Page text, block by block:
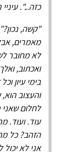
כזה...".
"קשה,
מאמרים,
לא מחובר
ואכתוב,
בימי עיון
והעצוב
לחלום שאני
עוד. ועוד.
הזהב? כל
אני לא